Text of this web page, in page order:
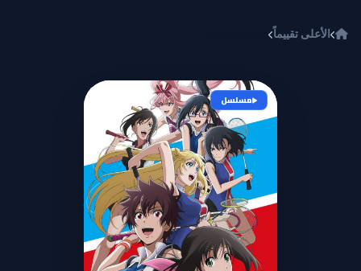
الأعلى تقييماً
مسلسل